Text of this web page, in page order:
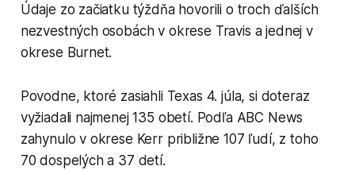
Údaje zo začiatku týždňa hovorili o troch ďalších
nezvestných osobách v okrese Travis a jednej v
okrese Burnet.
Povodne, ktoré zasiahli Texas 4. júla, si doteraz
vyžiadali najmenej 135 obetí. Podľa ABC News
zahynulo v okrese Kerr približne 107 ľudí, z toho
70 dospelých a 37 detí.